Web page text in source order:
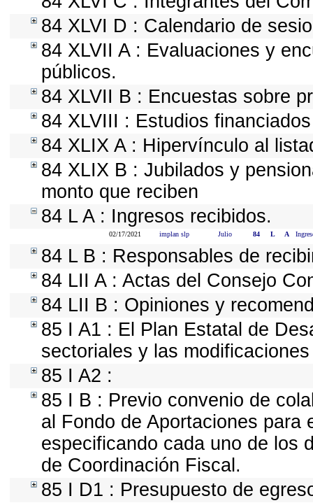
84 XLVI D : Calendario de
84 XLVII A : Evaluaciones y
públicos.
84 XLVII B : Encuestas sobre
84 XLVIII : Estudios
84 XLIX A : Hipervínculo al
84 XLIX B : Jubilados y
monto que reciben
84 L A : Ingresos recibidos.
02/17/2021 implan slp Julio 84 L A
84 L B : Responsables de
84 LII A : Actas del Consejo
84 LII B : Opiniones y
85 I A1 : El Plan Estatal de
sectoriales y las
85 I A2 :
85 I B : Previo convenio de
al Fondo de Aportaciones para
especificando cada uno de los
de Coordinación Fiscal.
85 I D1 : Presupuesto de